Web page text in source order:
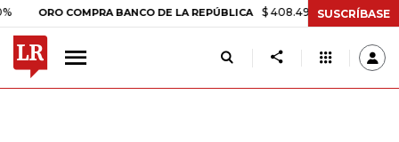
COMPRA BANCO DE LA REPÚBLICA $ 408.498,97 +$ 8.753,81
SUSCRÍBASE